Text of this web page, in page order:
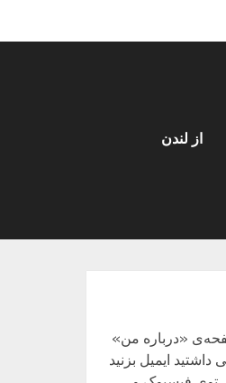
از لندن
«درباره من»
داشتید ایمیل بزنید